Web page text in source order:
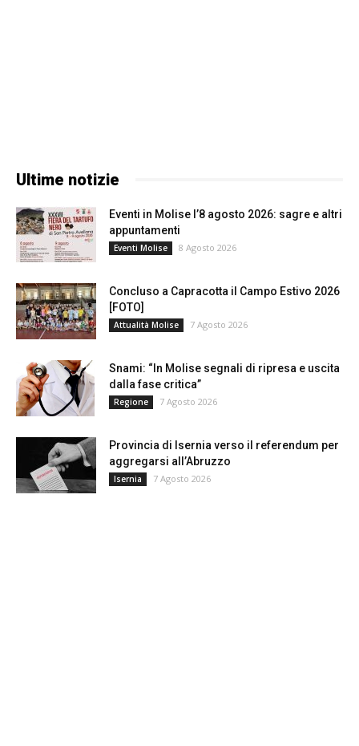
Ultime notizie
Eventi in Molise l’8 agosto 2026: sagre e altri
appuntamenti
Eventi Molise 8 Agosto 2026
Concluso a Capracotta il Campo Estivo 2026
[FOTO]
Attualità Molise 7 Agosto 2026
Snami: “In Molise segnali di ripresa e uscita
dalla fase critica”
Regione 7 Agosto 2026
Provincia di Isernia verso il referendum per
aggregarsi all’Abruzzo
Isernia 7 Agosto 2026